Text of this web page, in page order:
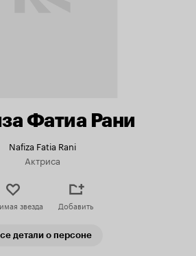
Фатиа Рани
Nafiza Fatia Rani
Актриса
звезда Добавить
детали о персоне